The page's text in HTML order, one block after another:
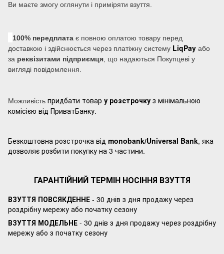
Ви маєте змогу оглянути і приміряти взуття.
100% передплата є повною оплатою товару перед
доставкою і здійснюється через платіжну систему LiqPay або
за реквізитами підприємця , що надаються Покупцеві у
вигляді повідомлення.
Можливість придбати товар у розстрочку з мінімальною
комісією від ПриватБанку.
Безкоштовна розстрочка від monobank/Universal Bank, яка
дозволяє розбити покупку на 3 частини.
ГАРАНТІЙНИЙ ТЕРМІН НОСІННЯ ВЗУТТЯ
ВЗУТТЯ ПОВСЯКДЕННЕ - 30 днів з дня продажу через
роздрібну мережу або початку сезону
ВЗУТТЯ МОДЕЛЬНЕ - 30 днів з дня продажу через роздрібну
мережу або з початку сезону